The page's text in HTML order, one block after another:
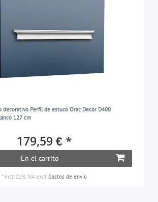
decorativo Perfil de estuco Orac Decor D400
127 cm
179,59 € *
En el carrito
* incl. 21% IVA excl.Gastos de envío